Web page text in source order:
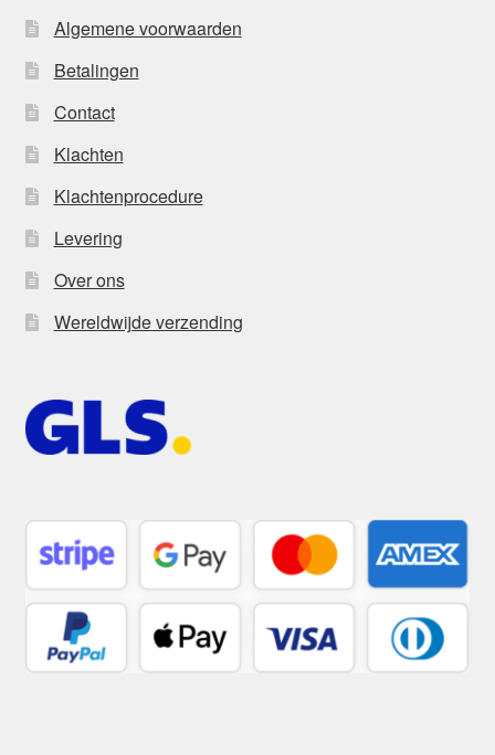
Algemene voorwaarden
Betalingen
Contact
Klachten
Klachtenprocedure
Levering
Over ons
Wereldwijde verzending